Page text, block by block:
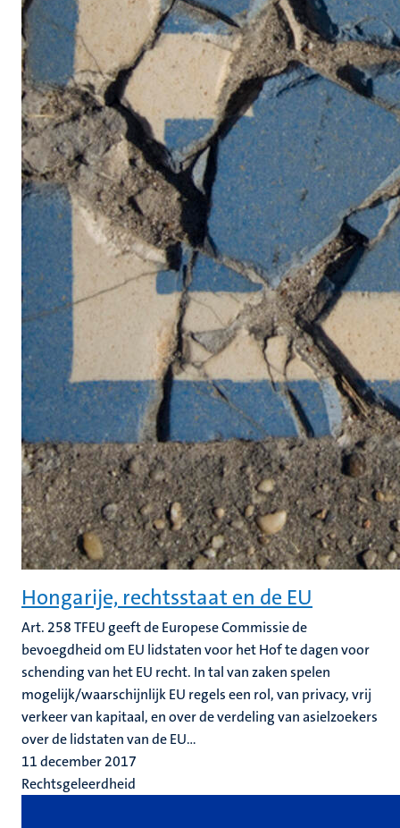
Hongarije, rechtsstaat en de EU
Art. 258 TFEU geeft de Europese Commissie de
bevoegdheid om EU lidstaten voor het Hof te dagen voor
schending van het EU recht. In tal van zaken spelen
mogelijk/waarschijnlijk EU regels een rol, van privacy, vrij
verkeer van kapitaal, en over de verdeling van asielzoekers
over de lidstaten van de EU...
11 december 2017
Rechtsgeleerdheid